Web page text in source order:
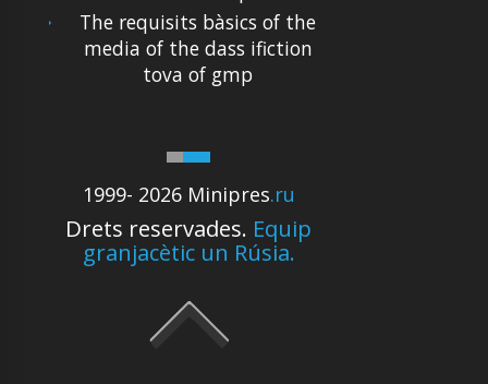
1999- 2026 Minipres.ru
Drets reservades. Equip
granjacètic un Rúsia.
The requisits bàsics of the
media of the dass ifiction
tova of gmp